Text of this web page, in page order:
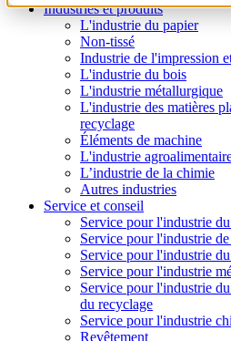
Industries et produits
L'industrie du papier
Non-tissé
Industrie de l'impression
L'industrie du bois
L'industrie métallurgique
L'industrie des matières
recyclage
Éléments de machine
L'industrie
L’industrie de la chimie
Autres industries
Service et conseil
Service pour l'industrie
Service pour l'industrie
Service pour l'industrie
Service pour l'industrie
Service pour l'industrie
du recyclage
Service pour l'industrie
Revêtement